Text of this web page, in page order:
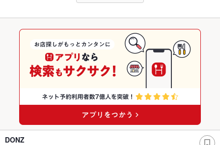
DONZ